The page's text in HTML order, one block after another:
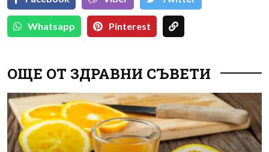
Whatsapp Pinterest
ОЩЕ ОТ ЗДРАВНИ СЪВЕТИ